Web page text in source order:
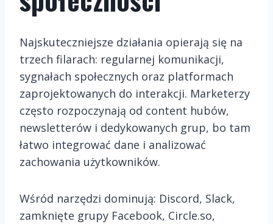
Najskuteczniejsze działania opierają się na
trzech filarach: regularnej komunikacji,
sygnałach społecznych oraz platformach
zaprojektowanych do interakcji. Marketerzy
często rozpoczynają od content hubów,
newsletterów i dedykowanych grup, bo tam
łatwo integrować dane i analizować
zachowania użytkowników.
Wśród narzędzi dominują: Discord, Slack,
zamknięte grupy Facebook, Circle.so,